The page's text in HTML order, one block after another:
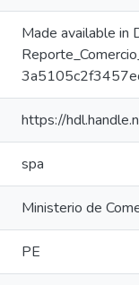
Made available
https://
spa
Ministerio de
PE